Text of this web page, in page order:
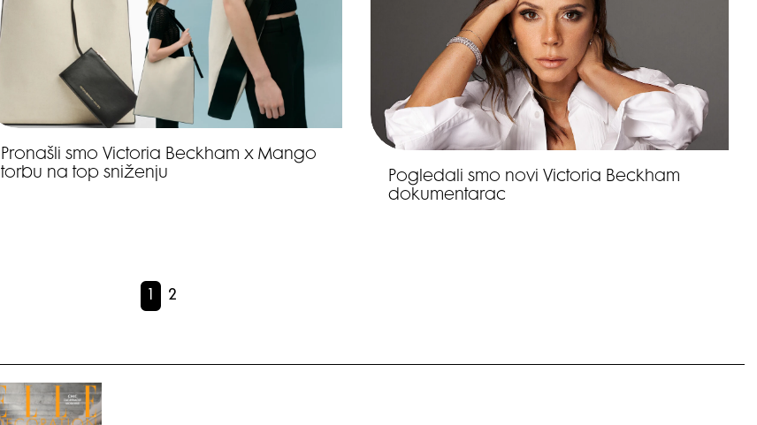
Pronašli smo Victoria Beckham x Mango
torbu na top sniženju
Pogledali smo novi Victoria Beckham
dokumentarac
2